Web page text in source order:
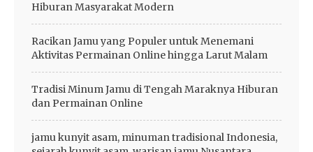
Hiburan Masyarakat Modern
Racikan Jamu yang Populer untuk Menemani
Aktivitas Permainan Online hingga Larut Malam
Tradisi Minum Jamu di Tengah Maraknya Hiburan
dan Permainan Online
jamu kunyit asam, minuman tradisional Indonesia,